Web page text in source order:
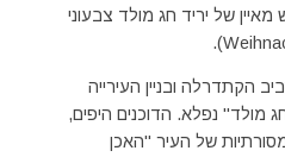
של יריד חג מולד צבעוני
הקתדרלה ובניין העירייה
מולד" נפלא. הדוכנים היפים,
של העיר "האכן